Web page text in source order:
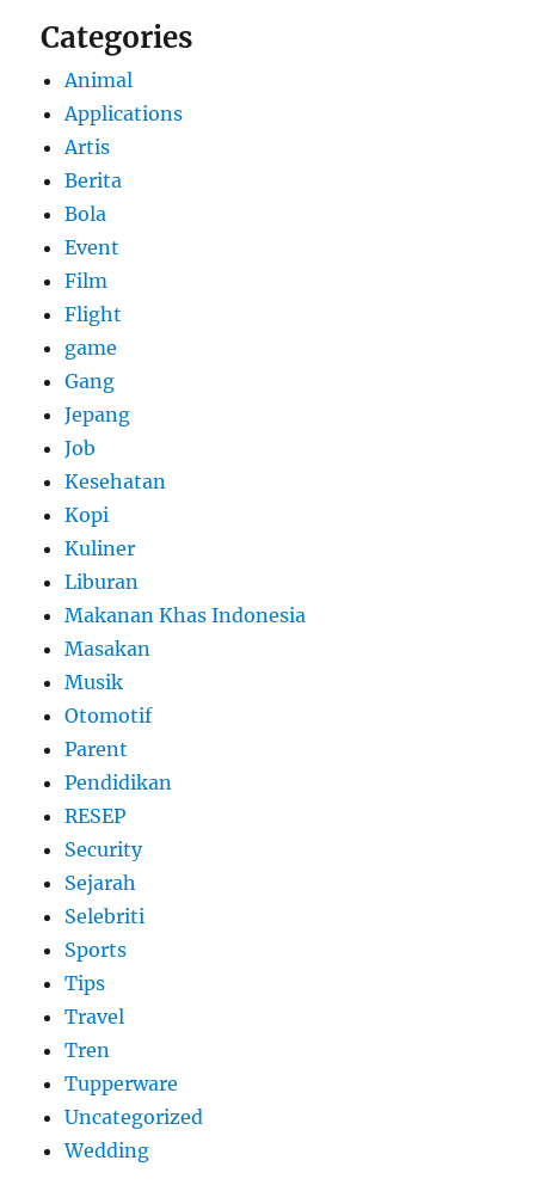
Categories
Animal
Applications
Artis
Berita
Bola
Event
Film
Flight
game
Gang
Jepang
Job
Kesehatan
Kopi
Kuliner
Liburan
Makanan Khas Indonesia
Masakan
Musik
Otomotif
Parent
Pendidikan
RESEP
Security
Sejarah
Selebriti
Sports
Tips
Travel
Tren
Tupperware
Uncategorized
Wedding